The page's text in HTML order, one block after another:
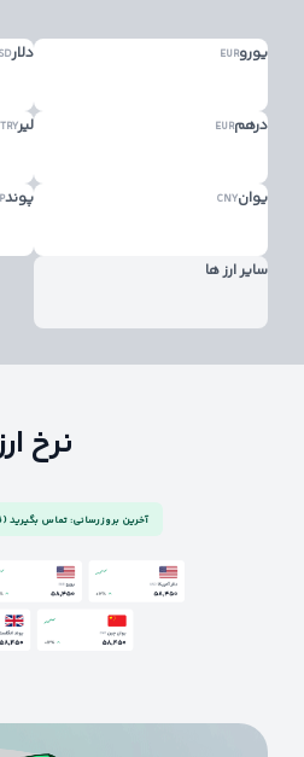
یوروEUR دلار
درهمEUR لیرTRY
یوانCNY پوند
سایر ارز ها
نرخ
آخرین بروزرسانی: تماس